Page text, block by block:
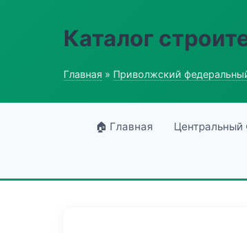
Каталог
Главная » Приволжский
🏠 Главная